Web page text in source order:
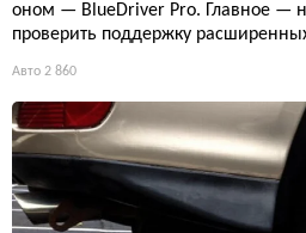
оном — BlueDriver Pro. Главное —
проверить поддержку
Авто 2 860